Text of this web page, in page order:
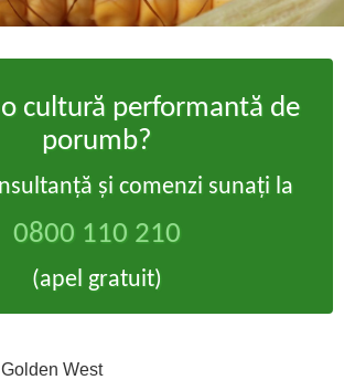
cultură performantă de
porumb?
și comenzi sunați la
0800 110 210
(apel gratuit)
Golden West